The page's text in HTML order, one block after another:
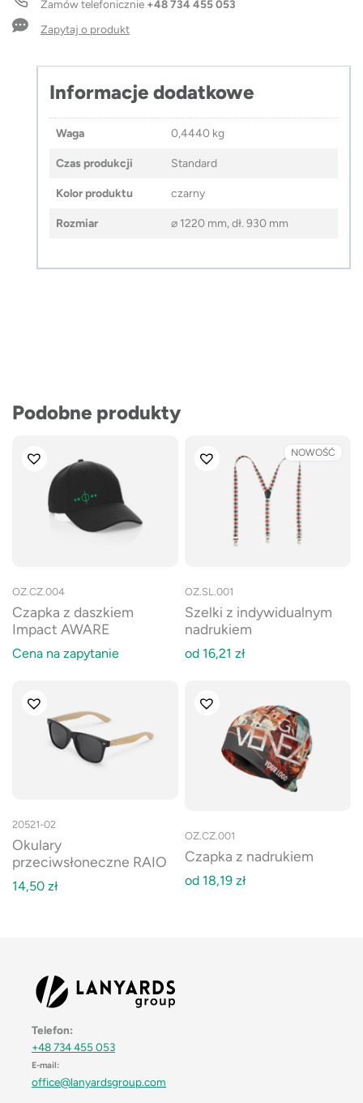
Zamów telefonicznie +48 734 455 053
Zapytaj o produkt
Informacje dodatkowe
Waga 0,4440 kg
Czas produkcji Standard
Kolor produktu czarny
Rozmiar ⌀ 1220 mm, dł. 930 mm
Podobne produkty
OZ.CZ.004
Czapka z daszkiem
Impact AWARE
Cena na zapytanie
NOWOŚĆ
OZ.SL.001
Szelki z indywidualnym
nadrukiem
od 16,21 zł
20521-02
Okulary
przeciwsłoneczne RAIO
14,50 zł
OZ.CZ.001
Czapka z nadrukiem
od 18,19 zł
Telefon:
+48 734 455 053
E-mail:
office@lanyardsgroup.com